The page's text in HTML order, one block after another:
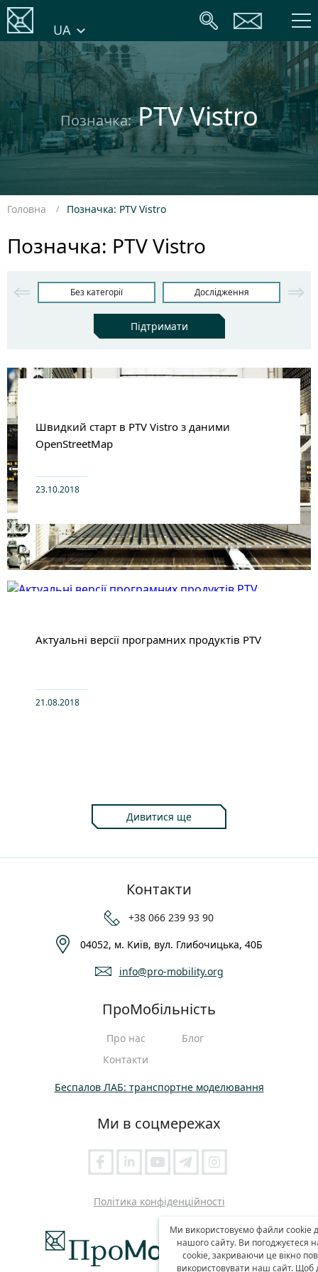
UA
Позначка:PTV Vistro
Головна Позначка: PTV Vistro
Позначка: PTV Vistro
Без категорії Дослідження
Підтримати
Швидкий старт в PTV Vistro з даними
OpenStreetMap
23.10.2018
Актуальні версії програмних продуктів PTV
21.08.2018
Дивитися ще
Контакти
+38 066 239 93 90
04052, м. Київ, вул. Глибочицька, 40Б
info@pro-mobility.org
ПроМобільність
Про нас
Блог
Контакти
Беспалов ЛАБ: транспортне моделювання
Ми в соцмережах
Політика конфіденційності
Ми використовуємо файли cookie
нашого сайту. Ви погоджуєтеся
cookie, закриваючи це вікно
використовувати наш сайт. Щоб